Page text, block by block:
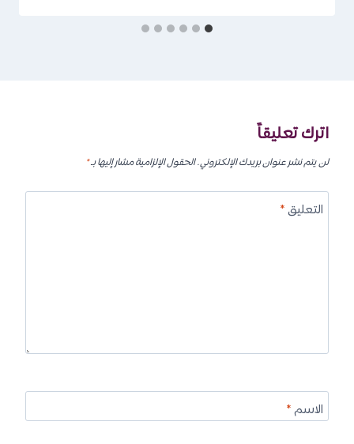
اترك تعليقاً
لن يتم نشر عنوان بريدك الإلكتروني.الحقول الإلزامية مشار إليها بـ*
التعليق*
الاسم*